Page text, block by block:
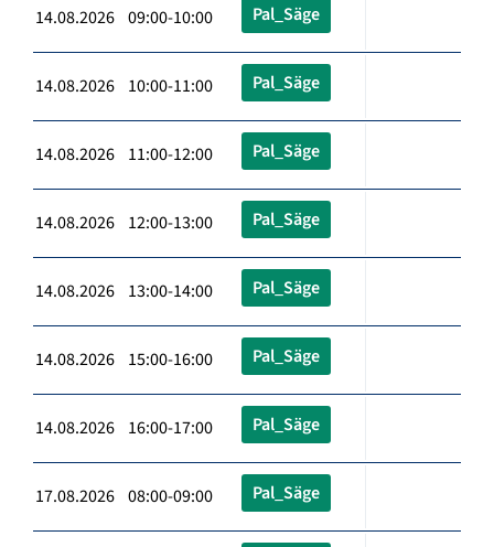
14.08.2026 09:00-10:00 Pal_Säge
14.08.2026 10:00-11:00 Pal_Säge
14.08.2026 11:00-12:00 Pal_Säge
14.08.2026 12:00-13:00 Pal_Säge
14.08.2026 13:00-14:00 Pal_Säge
14.08.2026 15:00-16:00 Pal_Säge
14.08.2026 16:00-17:00 Pal_Säge
17.08.2026 08:00-09:00 Pal_Säge